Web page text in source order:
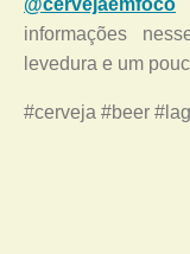
@cervejaemfoco
informações
levedura e um
#cerveja #beer